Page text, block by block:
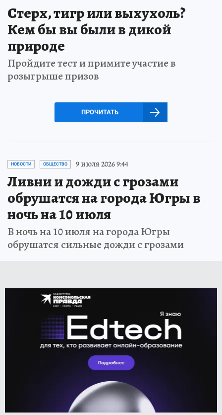
Стерх, тигр или выхухоль?
Кем бы вы были в дикой
природе
Пройдите тест и примите участие в
розыгрыше призов
ПРОЧИТАТЬ
НОВОСТИ ОБЩЕСТВО 9 июля 2026 9:44
Ливни и дожди с грозами
обрушатся на города Югры в
ночь на 10 июля
В ночь на 10 июля на города Югры
обрушатся сильные дожди с грозами